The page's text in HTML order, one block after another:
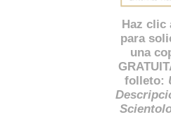
Haz clic
para
una
folleto: